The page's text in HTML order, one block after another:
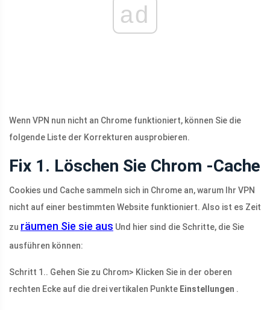
ad
Wenn VPN nun nicht an Chrome funktioniert, können Sie die
folgende Liste der Korrekturen ausprobieren.
Fix 1. Löschen Sie Chrom -Cache
Cookies und Cache sammeln sich in Chrome an, warum Ihr VPN
nicht auf einer bestimmten Website funktioniert. Also ist es Zeit
zu räumen Sie sie aus Und hier sind die Schritte, die Sie
ausführen können:
Schritt 1.. Gehen Sie zu Chrom> Klicken Sie in der oberen
rechten Ecke auf die drei vertikalen Punkte Einstellungen .